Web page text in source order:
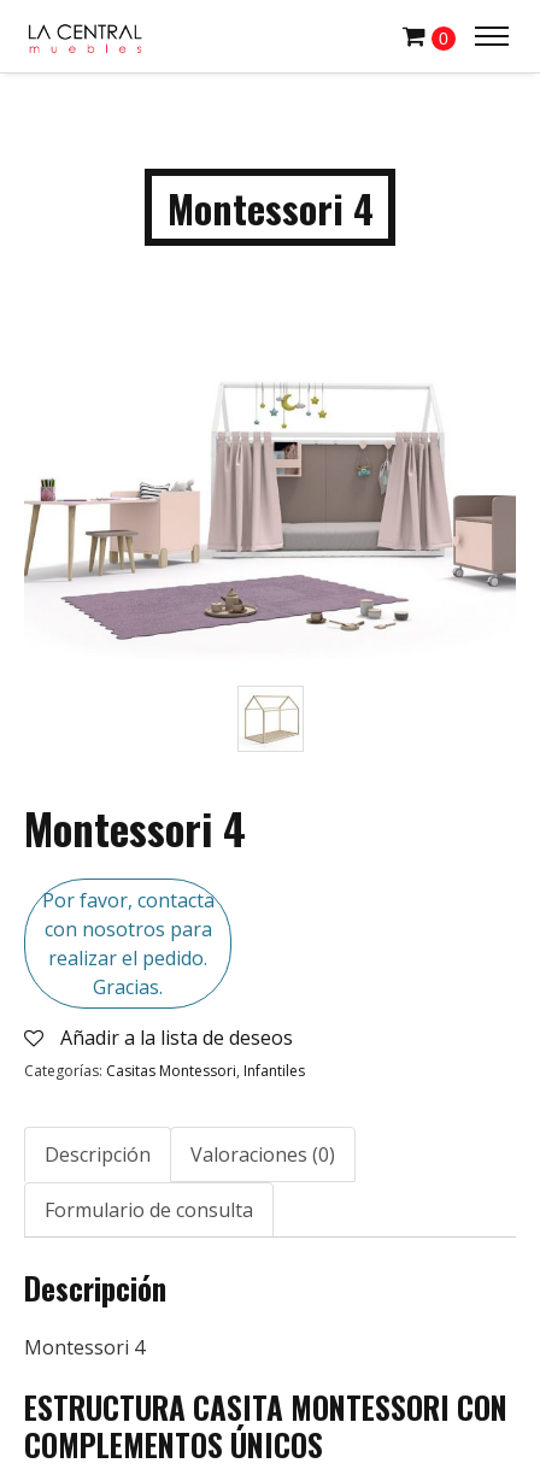
0
Montessori 4
Montessori 4
Por favor, contacta
con nosotros para
realizar el pedido.
Gracias.
Añadir a la lista de deseos
Categorías: Casitas Montessori, Infantiles
Descripción Valoraciones (0)
Formulario de consulta
Descripción
Montessori 4
ESTRUCTURA CASITA MONTESSORI CON
COMPLEMENTOS ÚNICOS